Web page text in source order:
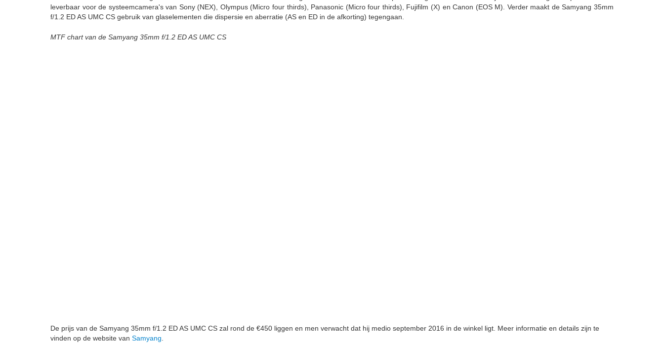
leverbaar voor de systeemcamera's van Sony (NEX), Olympus (Micro four thirds), Panasonic (Micro four thirds), Fujifilm (X) en Canon (EOS M). Verder maakt de Samyang 35mm
f/1.2 ED AS UMC CS gebruik van glaselementen die dispersie en aberratie (AS en ED in de afkorting) tegengaan.
MTF chart van de Samyang 35mm f/1.2 ED AS UMC CS
De prijs van de Samyang 35mm f/1.2 ED AS UMC CS zal rond de €450 liggen en men verwacht dat hij medio september 2016 in de winkel ligt. Meer informatie en details zijn te
vinden op de website van Samyang